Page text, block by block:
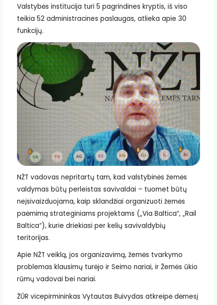
Valstybės institucija turi 5 pagrindines kryptis, iš viso
teikia 52 administracines paslaugas, atlieka apie 30
funkcijų.
NŽT vadovas nepritartų tam, kad valstybinės žemės
valdymas būtų perleistas savivaldai – tuomet būtų
neįsivaizduojama, kaip sklandžiai organizuoti žemės
paėmimą strateginiams projektams („Via Baltica“, „Rail
Baltica“), kurie driekiasi per kelių savivaldybių
teritorijas.
Apie NŽT veiklą, jos organizavimą, žemės tvarkymo
problemas klausimų turėjo ir Seimo nariai, ir Žemės ūkio
rūmų vadovai bei nariai.
ŽŪR vicepirmininkas Vytautas Buivydas atkreipė dėmesį